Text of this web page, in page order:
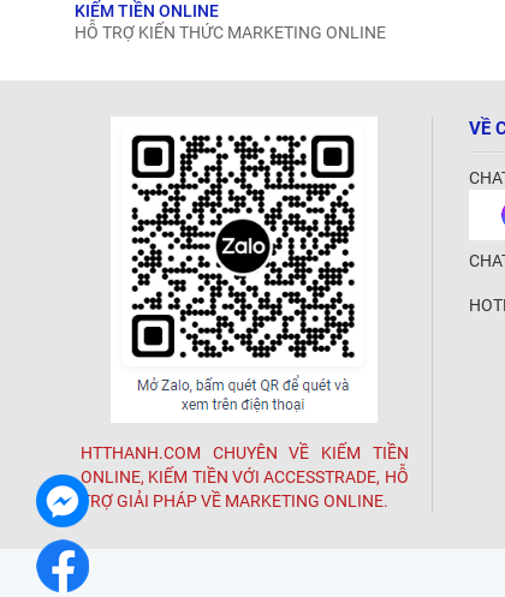
KIẾM TIỀN ONLINE
HỖ TRỢ KIẾN THỨC MARKETING ONLINE
HTTHANH.COM CHUYÊN VỀ KIẾM TIỀN
ONLINE, KIẾM TIỀN VỚI ACCESSTRADE, HỖ
TRỢ GIẢI PHÁP VỀ MARKETING ONLINE.
VỀ